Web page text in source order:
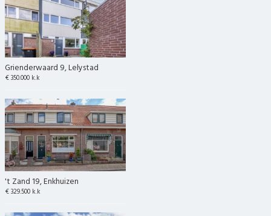
Grienderwaard 9, Lelystad
€ 350.000 k.k
't Zand 19, Enkhuizen
€ 329.500 k.k